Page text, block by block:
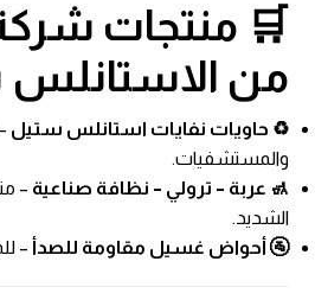
🛒 منتجات
من
♻️ حاويات نفايات استانلس ستيل
والمستشفيات.
🚮 عربة – ترولي – نظافة صناعية –
الشديد.
🚰 أحواض غسيل مقاومة للصدأ –